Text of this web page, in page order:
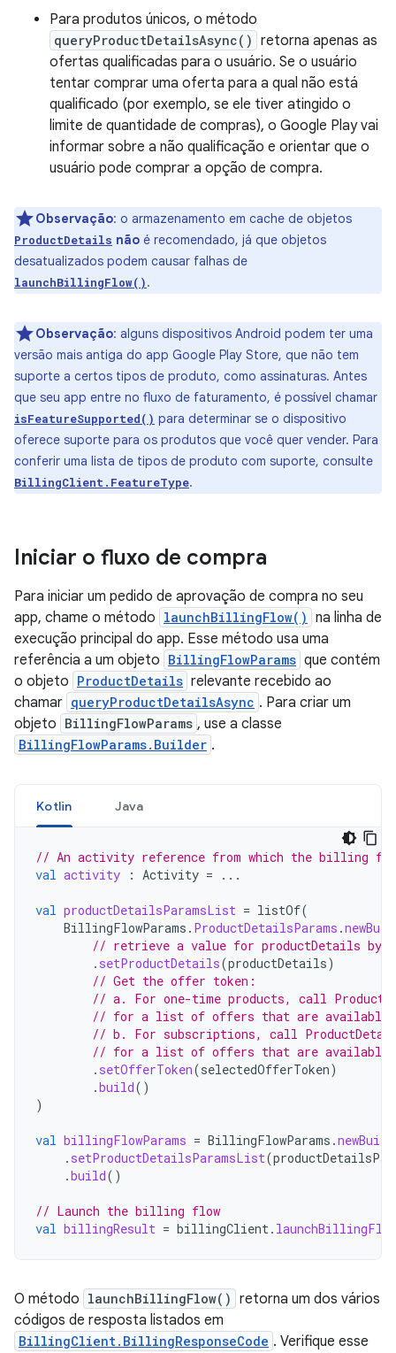
Para produtos únicos, o método
queryProductDetailsAsync() retorna apenas as
ofertas qualificadas para o usuário. Se o usuário
tentar comprar uma oferta para a qual não está
qualificado (por exemplo, se ele tiver atingido o
limite de quantidade de compras), o Google Play vai
informar sobre a não qualificação e orientar que o
usuário pode comprar a opção de compra.
Observação: o armazenamento em cache de objetos
ProductDetails não é recomendado, já que objetos
desatualizados podem causar falhas de
launchBillingFlow().
Observação: alguns dispositivos Android podem ter uma
versão mais antiga do app Google Play Store, que não tem
suporte a certos tipos de produto, como assinaturas. Antes
que seu app entre no fluxo de faturamento, é possível chamar
isFeatureSupported() para determinar se o dispositivo
oferece suporte para os produtos que você quer vender. Para
conferir uma lista de tipos de produto com suporte, consulte
BillingClient.FeatureType.
Iniciar o fluxo de compra
Para iniciar um pedido de aprovação de compra no seu
app, chame o método launchBillingFlow() na linha de
execução principal do app. Esse método usa uma
referência a um objeto BillingFlowParams que contém
o objeto ProductDetails relevante recebido ao
chamar queryProductDetailsAsync . Para criar um
objeto BillingFlowParams , use a classe
BillingFlowParams.Builder .
Kotlin Java
// An activity reference from which the billing
val activity : Activity = ...
val productDetailsParamsList = listOf(
BillingFlowParams . ProductDetailsParams .
// retrieve a value for productDetails by
. setProductDetails(productDetails)
// Get the offer token:
// a. For one-time products, call
// for a list of offers that are available
// b. For subscriptions, call
// for a list of offers that are available
. setOfferToken(selectedOfferToken)
.build()
)
val billingFlowParams = BillingFlowParams .
. setProductDetailsParamsList(
.build()
// Launch the billing flow
val billingResult = billingClient. launchBillingFlow
O método launchBillingFlow() retorna um dos vários
códigos de resposta listados em
BillingClient.BillingResponseCode . Verifique esse